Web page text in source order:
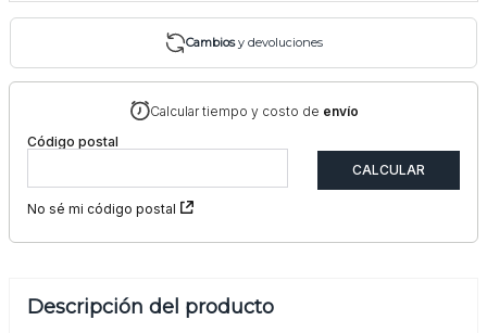
Cambiosy devoluciones
Calcular tiempo y costo de envío
Código postal
No sé mi código postal
Descripción del producto